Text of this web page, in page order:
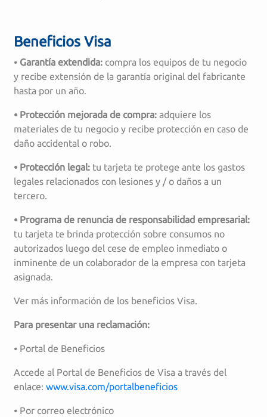
Beneficios Visa
⦁ Garantía extendida: compra los equipos de tu negocio
y recibe extensión de la garantía original del fabricante
hasta por un año.
⦁ Protección mejorada de compra: adquiere los
materiales de tu negocio y recibe protección en caso de
daño accidental o robo.
⦁ Protección legal: tu tarjeta te protege ante los gastos
legales relacionados con lesiones y / o daños a un
tercero.
⦁ Programa de renuncia de responsabilidad empresarial:
tu tarjeta te brinda protección sobre consumos no
autorizados luego del cese de empleo inmediato o
inminente de un colaborador de la empresa con tarjeta
asignada.
Ver más información de los beneficios Visa.
Para presentar una reclamación:
⦁ Portal de Beneficios
Accede al Portal de Beneficios de Visa a través del
enlace: www.visa.com/portalbeneficios
⦁ Por correo electrónico